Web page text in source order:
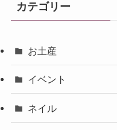
カテゴリー
お土産
イベント
ネイル